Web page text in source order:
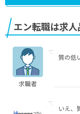
エン転職は求
求職者
質の低
いえ、